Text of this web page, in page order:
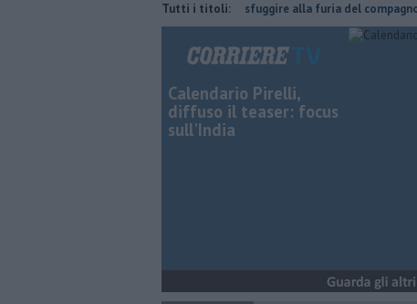
Tutti i titoli:
Nascosta in un bar per sfuggire alla furia del compagno
Calendario Pirelli,
diffuso il teaser: focus
sull'India